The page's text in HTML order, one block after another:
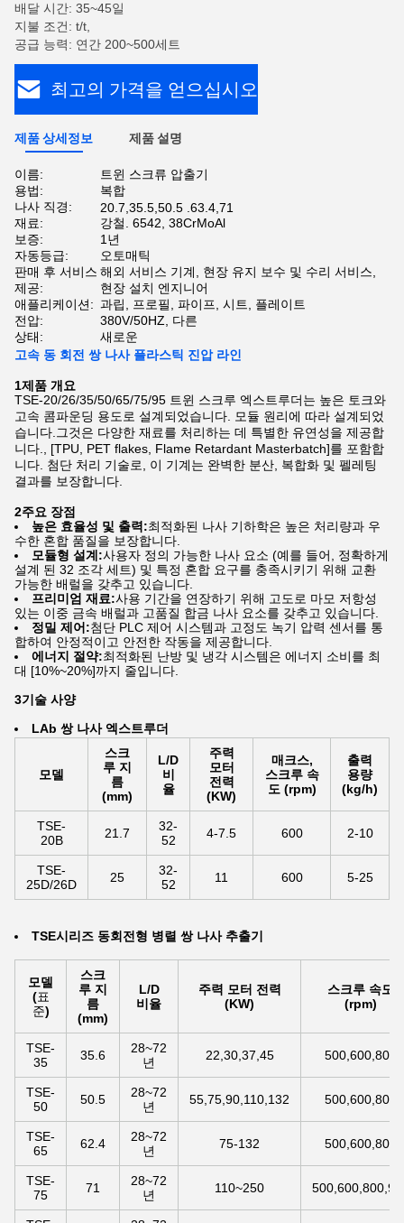
배달 시간: 35~45일
지불 조건: t/t,
공급 능력: 연간 200~500세트
최고의 가격을 얻으십시오
제품 상세정보 제품 설명
이름:
트윈 스크류 압출기
용법:
복합
나사 직경:
20.7,35.5,50.5 .63.4,71
재료:
강철. 6542, 38CrMoAl
보증:
1년
자동등급:
오토매틱
판매 후 서비스
제공:
해외 서비스 기계, 현장 유지 보수 및 수리 서비스,
현장 설치 엔지니어
애플리케이션: 과립, 프로필, 파이프, 시트, 플레이트
전압:
380V/50HZ, 다른
상태:
새로운
고속 동 회전 쌍 나사 플라스틱 진압 라인
1제품 개요
TSE-20/26/35/50/65/75/95 트윈 스크루 엑스트루더는 높은 토크와
고속 콤파운딩 용도로 설계되었습니다. 모듈 원리에 따라 설계되었
습니다.그것은 다양한 재료를 처리하는 데 특별한 유연성을 제공합
니다., [TPU, PET flakes, Flame Retardant Masterbatch]를 포함합
니다. 첨단 처리 기술로, 이 기계는 완벽한 분산, 복합화 및 펠레팅
결과를 보장합니다.
2주요 장점
높은 효율성 및 출력:최적화된 나사 기하학은 높은 처리량과 우
수한 혼합 품질을 보장합니다.
모듈형 설계:사용자 정의 가능한 나사 요소 (예를 들어, 정확하게
설계 된 32 조각 세트) 및 특정 혼합 요구를 충족시키기 위해 교환
가능한 배럴을 갖추고 있습니다.
프리미엄 재료:사용 기간을 연장하기 위해 고도로 마모 저항성
있는 이중 금속 배럴과 고품질 합금 나사 요소를 갖추고 있습니다.
정밀 제어:첨단 PLC 제어 시스템과 고정도 녹기 압력 센서를 통
합하여 안정적이고 안전한 작동을 제공합니다.
에너지 절약:최적화된 난방 및 냉각 시스템은 에너지 소비를 최
대 [10%~20%]까지 줄입니다.
3기술 사양
LAb 쌍 나사 엑스트루더
모델
스크
루 지
름
(mm)
L/D
비
율
주력
모터
전력
(KW)
매크스,
스크루 속
도 (rpm)
출력
용량
(kg/h)
TSE-
20B
21.7
32-
52
4-7.5 600 2-10
TSE-
25D/26D
25
32-
52
11 600 5-25
TSE시리즈 동회전형 병렬 쌍 나사 추출기
모델
(표
준)
스크
루 지
름
(mm)
L/D
비율
주력 모터 전력
(KW)
스크루 속도
(rpm)
TSE-
35
35.6
28~72
년
22,30,37,45 500,600,800
TSE-
50
50.5
28~72
년
55,75,90,110,132 500,600,800
TSE-
65
62.4
28~72
년
75-132 500,600,800
TSE-
75
71
28~72
년
110~250